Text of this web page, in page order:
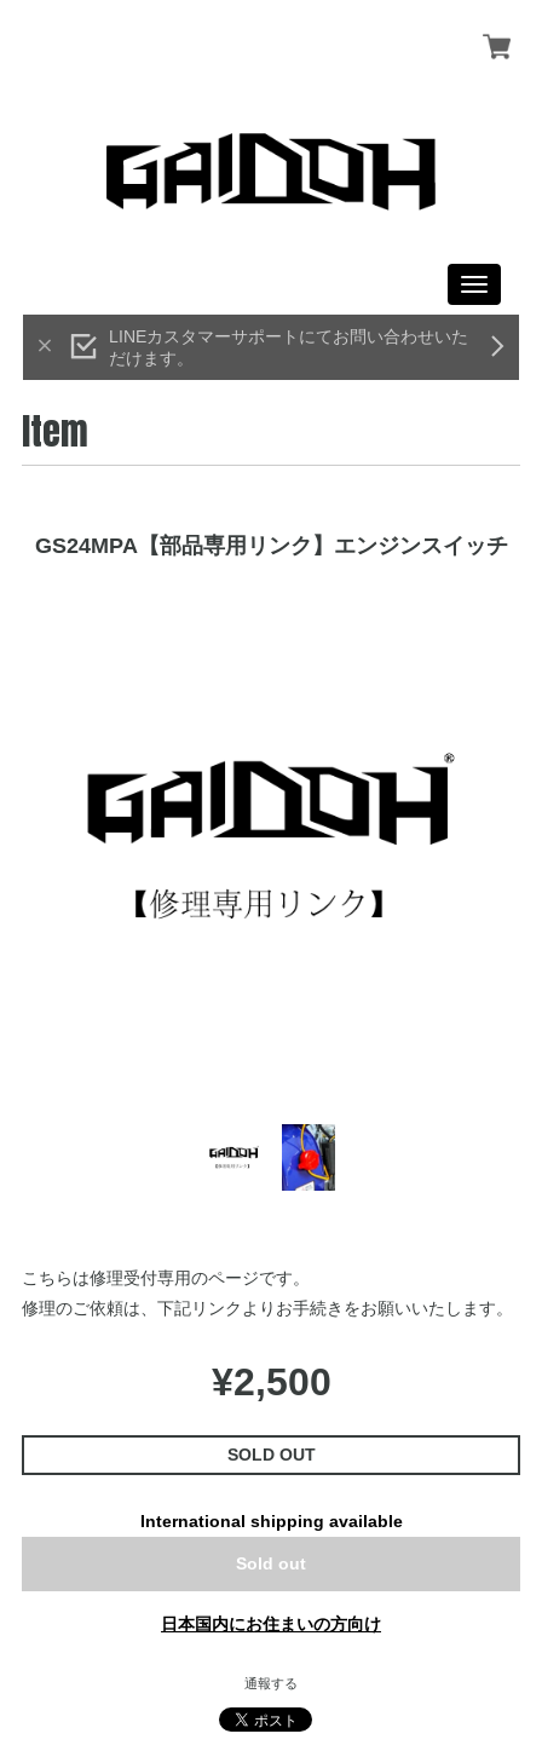
Toggle
LINEカスタマーサポートにてお問い合わせいた
だけます。
Item
GS24MPA【部品専用リンク】エンジンスイッチ
こちらは修理受付専用のページです。
修理のご依頼は、下記リンクよりお手続きをお願いいたします。
¥2,500
SOLD OUT
International shipping available
Sold out
日本国内にお住まいの方向け
通報する